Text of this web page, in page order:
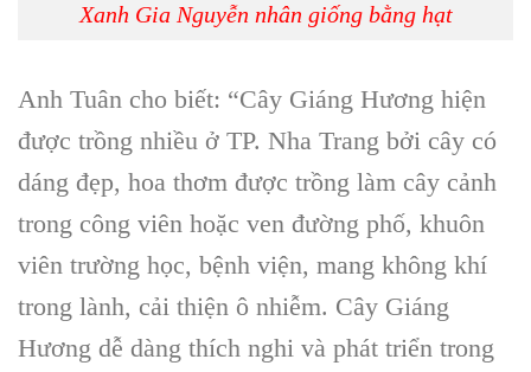
Xanh Gia Nguyễn nhân giống bằng hạt
Anh Tuân cho biết: “Cây Giáng Hương hiện
được trồng nhiều ở TP. Nha Trang bởi cây có
dáng đẹp, hoa thơm được trồng làm cây cảnh
trong công viên hoặc ven đường phố, khuôn
viên trường học, bệnh viện, mang không khí
trong lành, cải thiện ô nhiễm. Cây Giáng
Hương dễ dàng thích nghi và phát triển trong